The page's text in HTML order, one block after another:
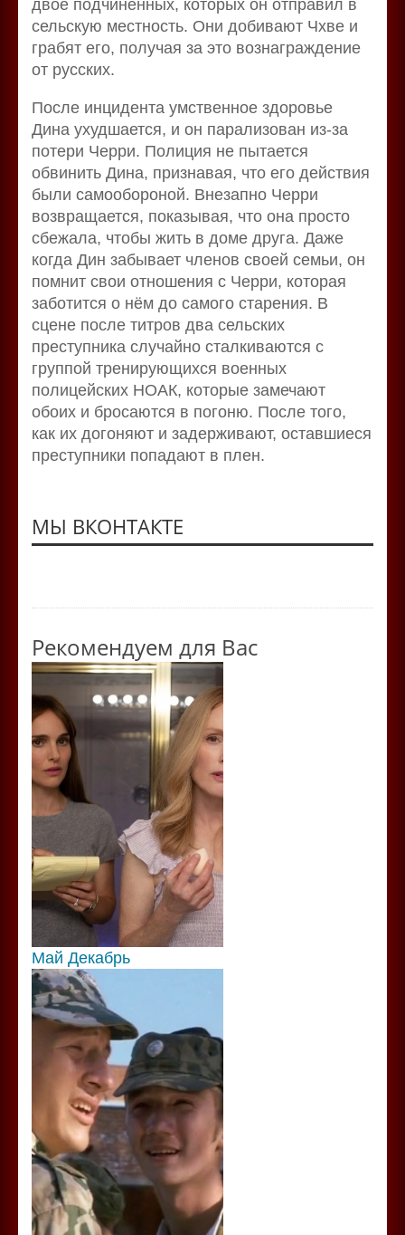
двое подчинённых, которых он отправил в
сельскую местность. Они добивают Чхве и
грабят его, получая за это вознаграждение
от русских.
После инцидента умственное здоровье
Дина ухудшается, и он парализован из-за
потери Черри. Полиция не пытается
обвинить Дина, признавая, что его действия
были самообороной. Внезапно Черри
возвращается, показывая, что она просто
сбежала, чтобы жить в доме друга. Даже
когда Дин забывает членов своей семьи, он
помнит свои отношения с Черри, которая
заботится о нём до самого старения. В
сцене после титров два сельских
преступника случайно сталкиваются с
группой тренирующихся военных
полицейских НОАК, которые замечают
обоих и бросаются в погоню. После того,
как их догоняют и задерживают, оставшиеся
преступники попадают в плен.
МЫ ВКОНТАКТЕ
Рекомендуем для Вас
Май Декабрь